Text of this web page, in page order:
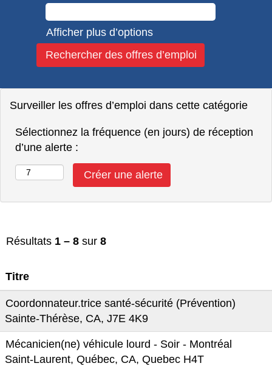
Afficher plus d’options
Surveiller les offres d’emploi dans cette catégorie
Sélectionnez la fréquence (en jours) de réception
d’une alerte :
Résultats 1 – 8 sur 8
Titre
Coordonnateur.trice santé-sécurité (Prévention)
Sainte-Thérèse, CA, J7E 4K9
Mécanicien(ne) véhicule lourd - Soir - Montréal
Saint-Laurent, Québec, CA, Quebec H4T